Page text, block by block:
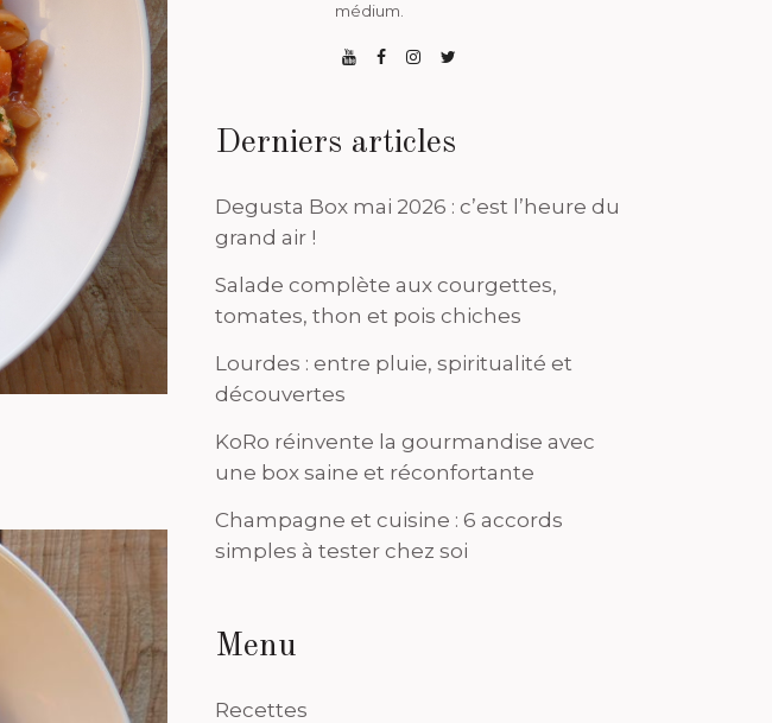
médium.
Derniers articles
Degusta Box mai 2026 : c’est l’heure du
grand air !
Salade complète aux courgettes,
tomates, thon et pois chiches
Lourdes : entre pluie, spiritualité et
découvertes
KoRo réinvente la gourmandise avec
une box saine et réconfortante
Champagne et cuisine : 6 accords
simples à tester chez soi
Menu
Recettes